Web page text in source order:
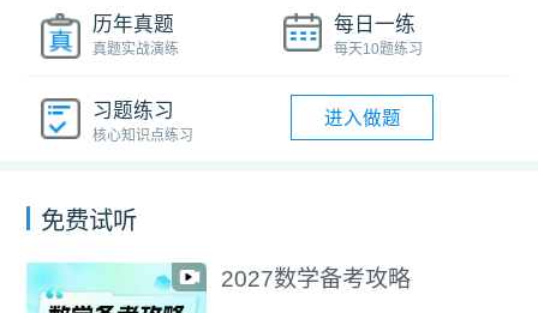
历年真题
真题实战演练
每日一练
每天10题练习
习题练习
核心知识点练习
进入做题
免费试听
2027数学备考攻略